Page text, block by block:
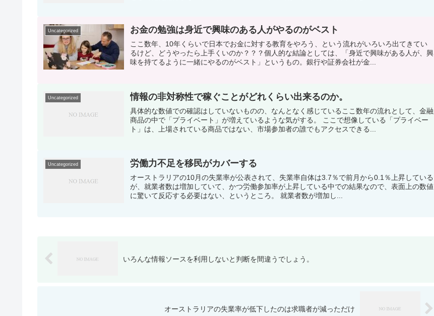
Uncategorized お金の勉強は身近で興味のある人がやるのがベスト
ここ数年、10年くらいで日本でお金に対する教育をやろう、という流れがいろいろ出てきてい
るけど、どうやったら上手くいのか？？？個人的な結論としては、「身近で興味がある人が、興
味を持てるように一緒にやるのがベスト」というもの。銀行や証券会社が金...
Uncategorized 情報の非対称性で稼ぐことがどれくらい出来るのか。
具体的な数値での確認はしていないものの、なんとなく感じているここ数年の流れとして、金融
商品の中で「プライベート」が増えているような気がする。 ここで想像している「プライベー
ト」は、上場されている商品ではない、市場参加者の誰でもアクセスできる...
Uncategorized 労働力不足を移民がカバーする
オーストラリアの10月の失業率が公表されて、失業率自体は3.7％で前月から0.1％上昇している
が、就業者数は増加していて、かつ労働参加率が上昇している中での結果なので、表面上の数値
に驚いて反応する必要はない、というところ。 就業者数が増加し...
いろんな情報ソースを利用しないと判断を間違うでしょう。
オーストラリアの失業率が低下したのは求職者が減っただけ